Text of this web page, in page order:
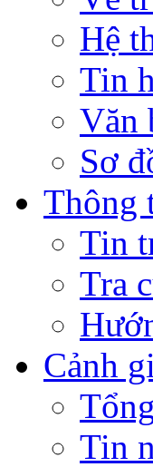
Hệ
Tin
Văn
Sơ
Thông
Tin
Tra
Cảnh
Tin